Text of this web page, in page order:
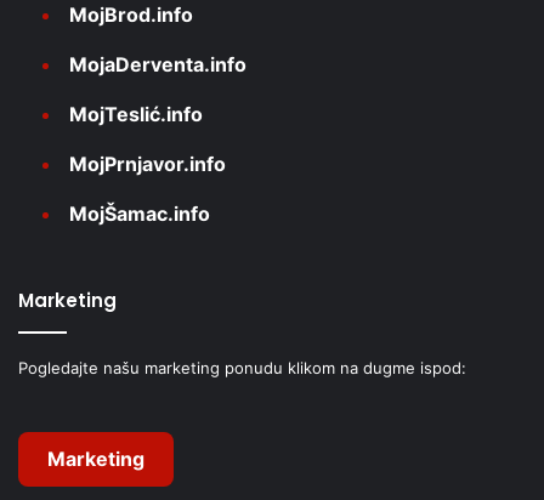
MojBrod.info
MojaDerventa.info
MojTeslić.info
MojPrnjavor.info
MojŠamac.info
Marketing
Pogledajte našu marketing ponudu klikom na dugme ispod:
Marketing